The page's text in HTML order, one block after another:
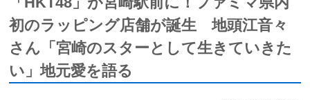
初のラッピング店舗が誕生 地頭江音々
さん「宮崎のスターとして生きていきた
い」地元愛を語る